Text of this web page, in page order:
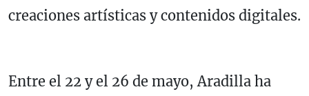
creaciones artísticas y contenidos digitales.
Entre el 22 y el 26 de mayo, Aradilla ha